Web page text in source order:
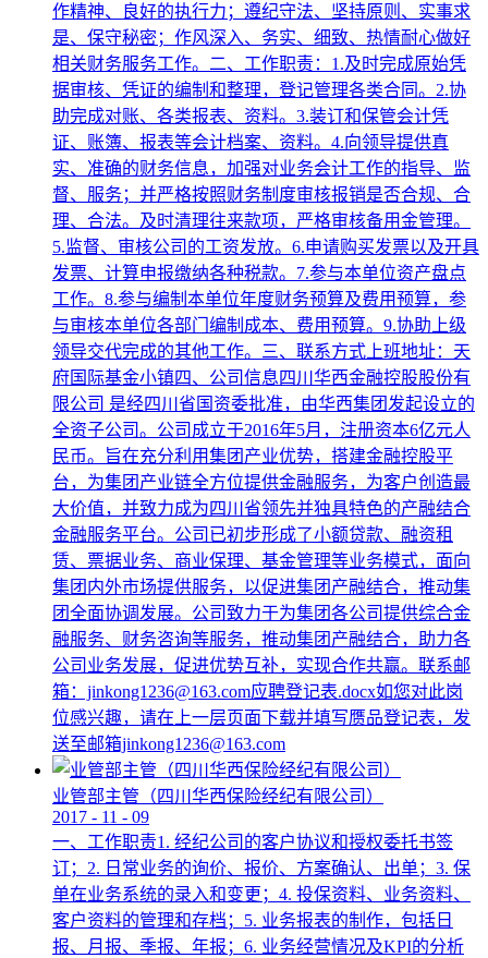
作精神、良好的执行力；遵纪守法、坚持原则、实事求
是、保守秘密；作风深入、务实、细致、热情耐心做好
相关财务服务工作。二、工作职责：1.及时完成原始凭
据审核、凭证的编制和整理，登记管理各类合同。2.协
助完成对账、各类报表、资料。3.装订和保管会计凭
证、账簿、报表等会计档案、资料。4.向领导提供真
实、准确的财务信息，加强对业务会计工作的指导、监
督、服务；并严格按照财务制度审核报销是否合规、合
理、合法。及时清理往来款项，严格审核备用金管理。
5.监督、审核公司的工资发放。6.申请购买发票以及开具
发票、计算申报缴纳各种税款。7.参与本单位资产盘点
工作。8.参与编制本单位年度财务预算及费用预算，参
与审核本单位各部门编制成本、费用预算。9.协助上级
领导交代完成的其他工作。三、联系方式上班地址：天
府国际基金小镇四、公司信息四川华西金融控股股份有
限公司 是经四川省国资委批准，由华西集团发起设立的
全资子公司。公司成立于2016年5月，注册资本6亿元人
民币。旨在充分利用集团产业优势，搭建金融控股平
台，为集团产业链全方位提供金融服务，为客户创造最
大价值，并致力成为四川省领先并独具特色的产融结合
金融服务平台。公司已初步形成了小额贷款、融资租
赁、票据业务、商业保理、基金管理等业务模式，面向
集团内外市场提供服务，以促进集团产融结合，推动集
团全面协调发展。公司致力于为集团各公司提供综合金
融服务、财务咨询等服务，推动集团产融结合，助力各
公司业务发展，促进优势互补，实现合作共赢。联系邮
箱：jinkong1236@163.com应聘登记表.docx如您对此岗
位感兴趣，请在上一层页面下载并填写赝品登记表，发
送至邮箱jinkong1236@163.com
业管部主管（四川华西保险经纪有限公司）
2017 - 11 - 09
一、工作职责1. 经纪公司的客户协议和授权委托书签
订；2. 日常业务的询价、报价、方案确认、出单；3. 保
单在业务系统的录入和变更；4. 投保资料、业务资料、
客户资料的管理和存档；5. 业务报表的制作，包括日
报、月报、季报、年报；6. 业务经营情况及KPI的分析